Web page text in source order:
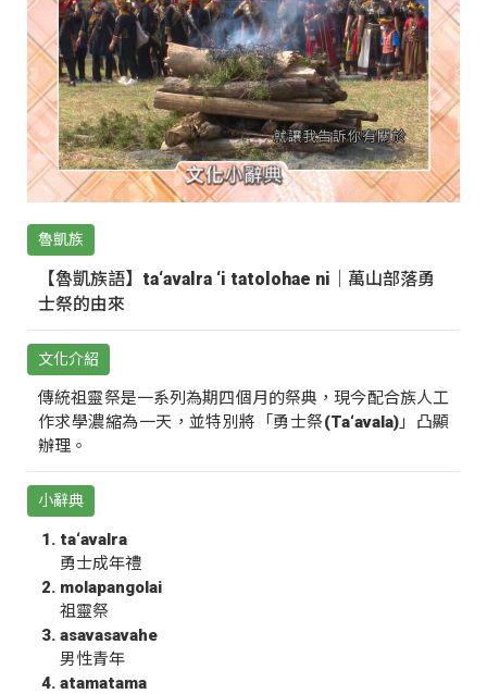
魯凱族
【魯凱族語】ta‘avalra ‘i tatolohae ni｜萬山部落勇
士祭的由來
文化介紹
傳統祖靈祭是一系列為期四個月的祭典，現今配合族人工
作求學濃縮為一天，並特別將「勇士祭(Ta‘avala)」凸顯
辦理。
小辭典
ta‘avalra
勇士成年禮
molapangolai
祖靈祭
asavasavahe
男性青年
atamatama